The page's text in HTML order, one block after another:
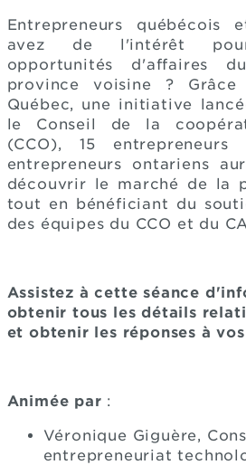
Entrepreneurs québécois
avez de l'intérêt
opportunités d'affaires
province voisine ?
Québec, une initiative
le Conseil de la
(CCO), 15
entrepreneurs ontariens
découvrir le marché de la
tout en bénéficiant du
des équipes du CCO et du
Assistez à cette séance
obtenir tous les détails
et obtenir les réponses à
Animée par :
Véronique Giguère,
entrepreneuriat